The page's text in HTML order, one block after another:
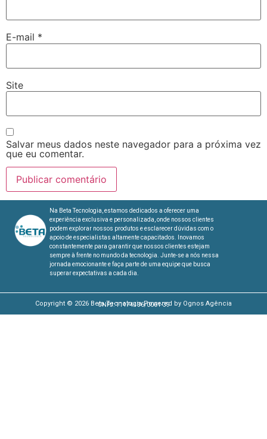
E-mail *
Site
Salvar meus dados neste navegador para a próxima vez
que eu comentar.
Na Beta Tecnologia, estamos dedicados a oferecer uma
experiência exclusiva e personalizada, onde nossos clientes
podem explorar nossos produtos e esclarecer dúvidas com o
apoio de especialistas altamente capacitados. Inovamos
constantemente para garantir que nossos clientes estejam
sempre à frente no mundo da tecnologia. Junte-se a nós nessa
jornada emocionante e faça parte de uma equipe que busca
superar expectativas a cada dia.
Copyright © 2026 Beta Tecnologia Powered by Ognos Agência
CNPJ: 11474436/0001-39